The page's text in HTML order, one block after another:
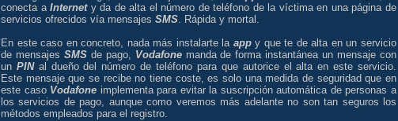
conecta aInternety da de alta el número de teléfono de la víctima en una página de
servicios ofrecidos vía mensajes SMS. Rápida y mortal.
En este caso en concreto, nada más instalarte la appy que te de alta en un servicio
de mensajes SMSde pago, Vodafonemanda de forma instantánea un mensaje con
un PINal dueño del número de teléfono para que autorice el alta en este servicio.
Este mensaje que se recibe no tiene coste, es solo una medida de seguridad que en
este caso Vodafone implementa para evitar la suscripción automática de personas a
los servicios de pago, aunque como veremos más adelante no son tan seguros los
métodos empleados para el registro.